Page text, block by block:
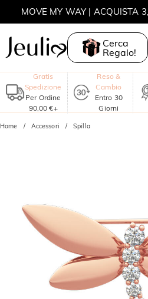
MOVE MY WAY | ACQUISTA
Cerca
Regalo!
Gratis
Spedizione
Per Ordine
90,00 €+
Reso &
Cambio
Entro 30
Giorni
Home Accessori Spilla